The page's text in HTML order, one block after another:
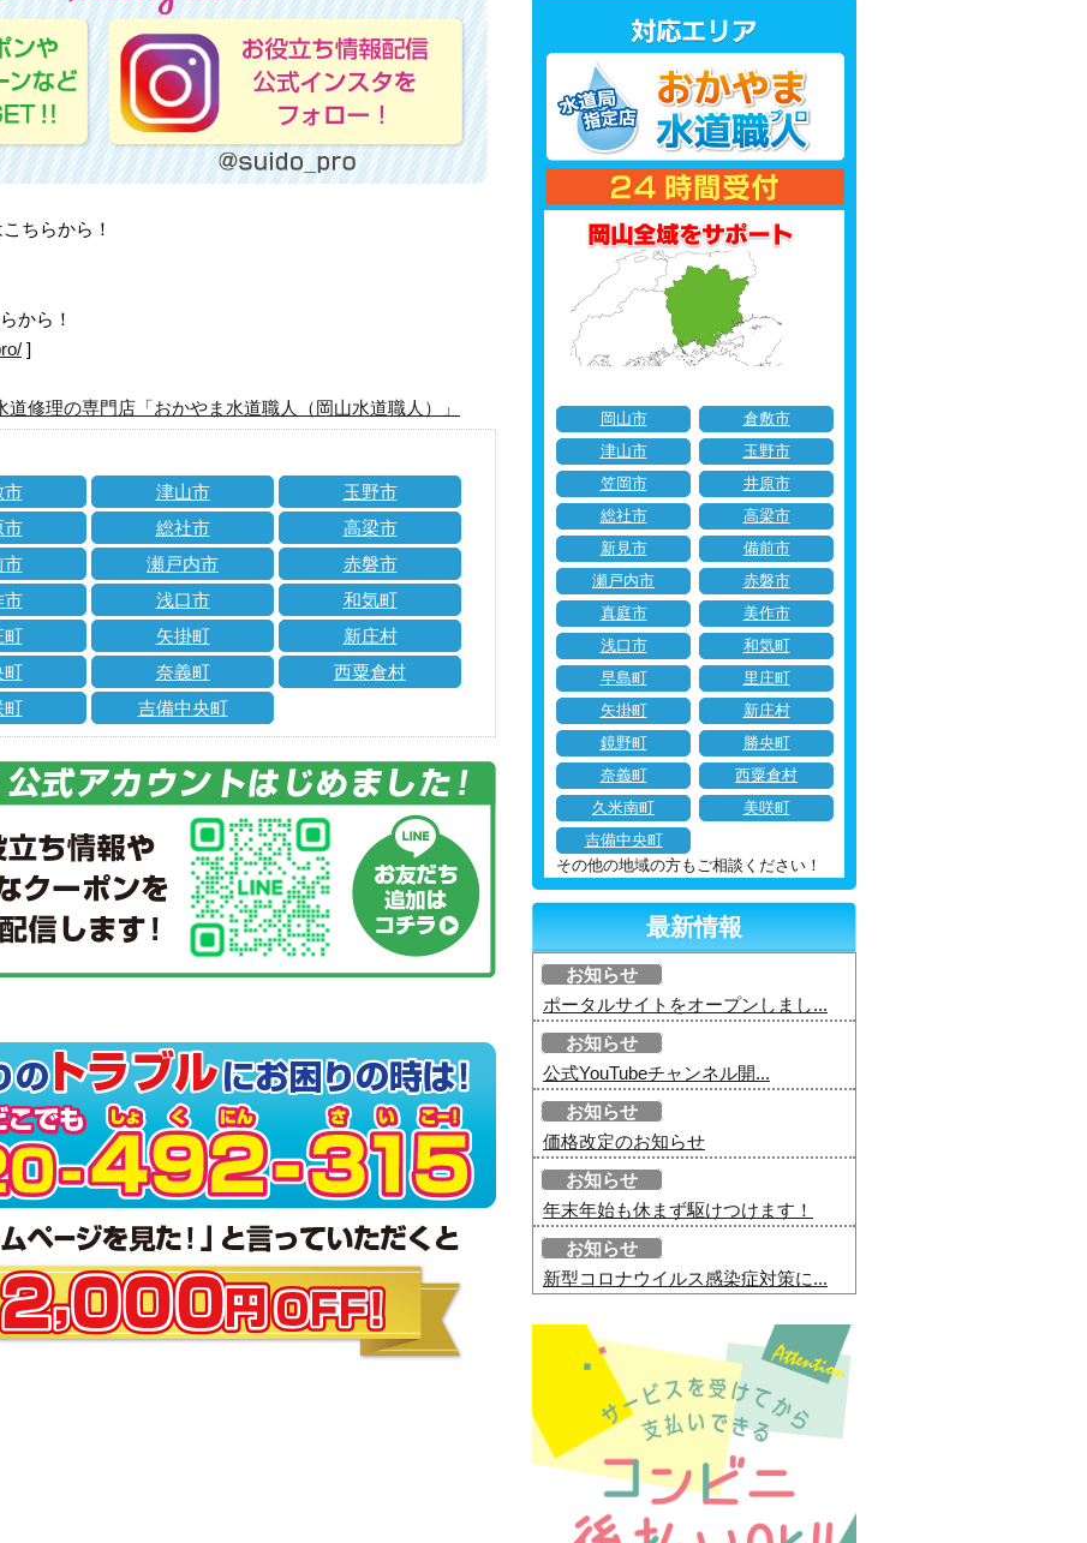
ちらから！
から！
]
修理の専門店「おかやま水道職人（岡山水道職人）」
市 津山市
玉野市
市 総社市
高梁市
市 瀬戸内市
赤磐市
市 浅口市
和気町
町 矢掛町
新庄村
町 奈義町
西粟倉村
町 吉備中央町
岡山市
倉敷市
津山市
玉野市
笠岡市
井原市
総社市
高梁市
新見市
備前市
瀬戸内市
赤磐市
真庭市
美作市
浅口市
和気町
早島町
里庄町
矢掛町
新庄村
鏡野町
勝央町
奈義町
西粟倉村
久米南町
美咲町
吉備中央町
その他の地域の方もご相談ください！
最新情報
お知らせ
ポータルサイトをオープンしまし...
お知らせ
公式YouTubeチャンネル開...
お知らせ
価格改定のお知らせ
お知らせ
年末年始も休まず駆けつけます！
お知らせ
新型コロナウイルス感染症対策に...